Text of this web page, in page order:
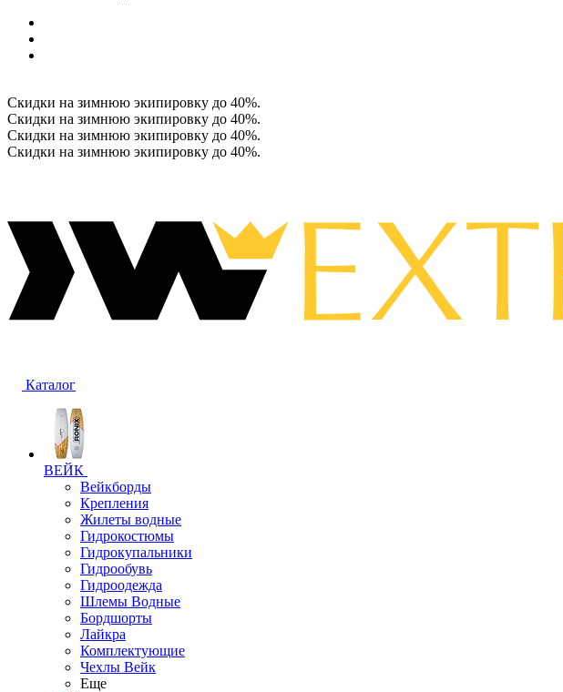
Скидки на зимнюю экипировку до 40%.
Скидки на зимнюю экипировку до 40%.
Скидки на зимнюю экипировку до 40%.
Скидки на зимнюю экипировку до 40%.
Каталог
ВЕЙК
Вейкборды
Крепления
Жилеты водные
Гидрокостюмы
Гидрокупальники
Гидрообувь
Гидроодежда
Шлемы Водные
Бордшорты
Лайкра
Комплектующие
Чехлы Вейк
Еще